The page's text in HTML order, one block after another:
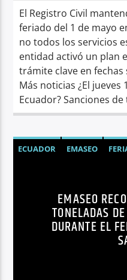
El Registro Civil
feriado del 1 de mayo
no todos los servicios
entidad activó un plan
trámite clave en
Más noticias ¿El
Ecuador? Sanciones
ECUADOR EMASEO
SÍNTESIS NOTICIOSA
EMASEO
TONELADAS
DURANTE EL